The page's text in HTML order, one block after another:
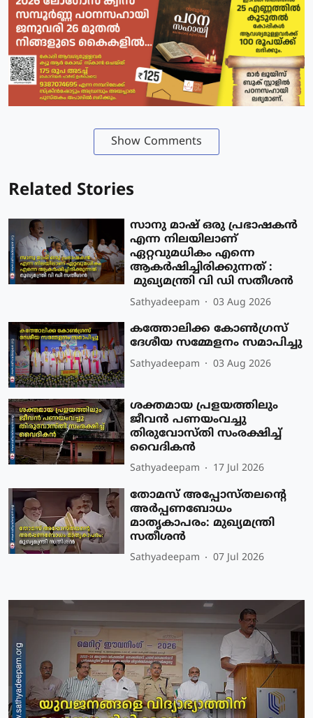
Show Comments
Related Stories
സാനു മാഷ് ഒരു പ്രഭാഷകൻ
എന്ന നിലയിലാണ്
ഏറ്റവുമധികം എന്നെ
ആകർഷിച്ചിരിക്കുന്നത് :
മുഖ്യമന്ത്രി വി ഡി സതീശൻ
Sathyadeepam 03 Aug 2026
കത്തോലിക്ക കോൺഗ്രസ്
ദേശീയ സമ്മേളനം സമാപിച്ചു
Sathyadeepam 03 Aug 2026
ശക്തമായ പ്രളയത്തിലും
ജീവൻ പണയംവച്ചു
തിരുവോസ്തി സംരക്ഷിച്ച്
വൈദികൻ
Sathyadeepam 17 Jul 2026
തോമസ് അപ്പോസ്തലന്റെ
അർപ്പണബോധം
മാതൃകാപരം: മുഖ്യമന്ത്രി
സതീശൻ
Sathyadeepam 07 Jul 2026